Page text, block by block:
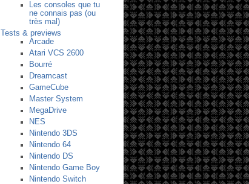
Les consoles que tu
ne connais pas (ou
très mal)
Tests & previews
Arcade
Atari VCS 2600
Bourré
Dreamcast
GameCube
Master System
MegaDrive
NES
Nintendo 3DS
Nintendo 64
Nintendo DS
Nintendo Game Boy
Nintendo Switch